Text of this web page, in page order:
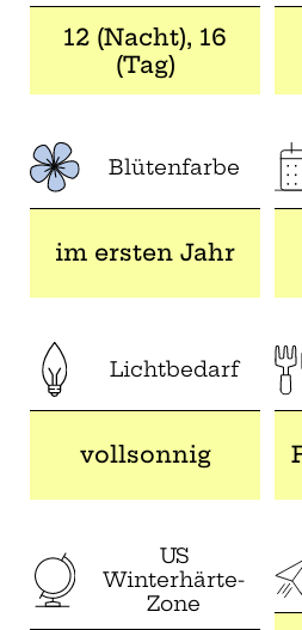
12 (Nacht), 16
(Tag)
Blütenfarbe
im ersten Jahr
Lichtbedarf
vollsonnig
US
Winterhärte-
Zone